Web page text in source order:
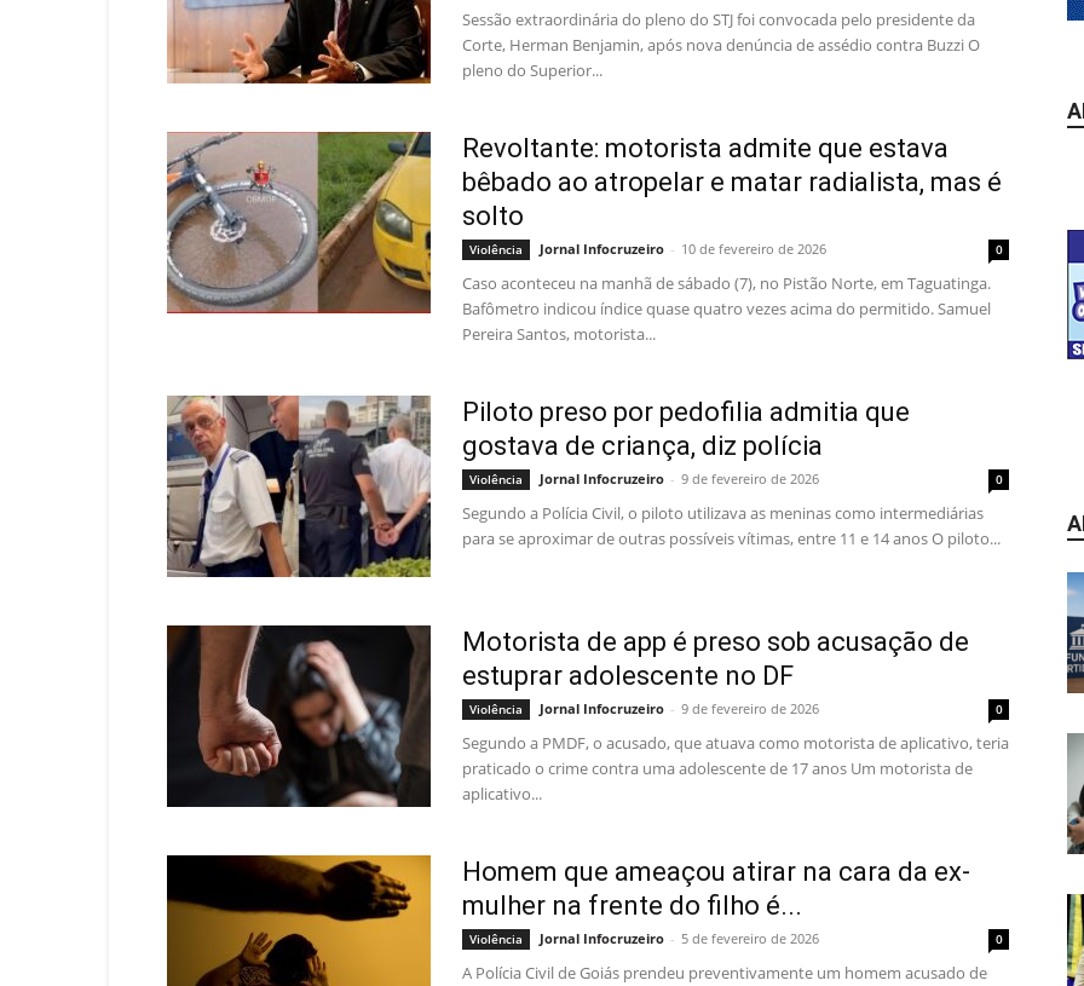
Sessão extraordinária do pleno do STJ foi convocada pelo presidente da
Corte, Herman Benjamin, após nova denúncia de assédio contra Buzzi O
pleno do Superior...
Revoltante: motorista admite que estava
bêbado ao atropelar e matar radialista, mas é
solto
Violência Jornal Infocruzeiro - 10 de fevereiro de 2026 0
Caso aconteceu na manhã de sábado (7), no Pistão Norte, em Taguatinga.
Bafômetro indicou índice quase quatro vezes acima do permitido. Samuel
Pereira Santos, motorista...
Piloto preso por pedofilia admitia que
gostava de criança, diz polícia
Violência Jornal Infocruzeiro - 9 de fevereiro de 2026 0
Segundo a Polícia Civil, o piloto utilizava as meninas como intermediárias
para se aproximar de outras possíveis vítimas, entre 11 e 14 anos O piloto...
Motorista de app é preso sob acusação de
estuprar adolescente no DF
Violência Jornal Infocruzeiro - 9 de fevereiro de 2026 0
Segundo a PMDF, o acusado, que atuava como motorista de aplicativo, teria
praticado o crime contra uma adolescente de 17 anos Um motorista de
aplicativo...
Homem que ameaçou atirar na cara da ex-
mulher na frente do filho é...
Violência Jornal Infocruzeiro - 5 de fevereiro de 2026 0
A Polícia Civil de Goiás prendeu preventivamente um homem acusado de